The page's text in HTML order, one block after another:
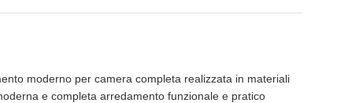
moderno per camera completa realizzata in materiali
e completa arredamento funzionale e pratico